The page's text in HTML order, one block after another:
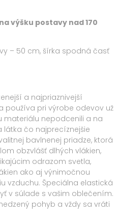
výšku postavy nad 170
– 50 cm, šírka spodná časť
a najpriaznivejší
používa pri výrobe odevov už
materiálu nepodcenili a na
čo najprecíznejšie
bavlnenej priadze, ktorá
obzvlášť dlhých vlákien,
odrazom svetla,
ako aj výnimočnou
vzduchu. Špeciálna elastická
v súlade s vašim oblečením.
pohyb a vždy sa vráti